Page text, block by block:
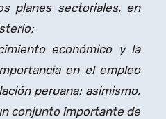
planes sectoriales, en
económico y la
en el empleo
peruana; asimismo,
conjunto importante de